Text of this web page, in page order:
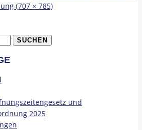
(707 × 785)
und
2025